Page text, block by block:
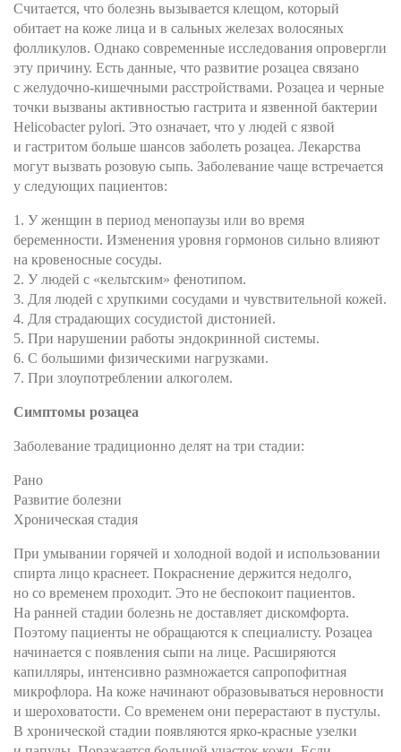
Считается, что болезнь вызывается клещом, который
обитает на коже лица и в сальных железах волосяных
фолликулов. Однако современные исследования опровергли
эту причину. Есть данные, что развитие розацеа связано
с желудочно-кишечными расстройствами. Розацеа и черные
точки вызваны активностью гастрита и язвенной бактерии
Helicobacter pylori. Это означает, что у людей с язвой
и гастритом больше шансов заболеть розацеа. Лекарства
могут вызвать розовую сыпь. Заболевание чаще встречается
у следующих пациентов:
1. У женщин в период менопаузы или во время
беременности. Изменения уровня гормонов сильно влияют
на кровеносные сосуды.
2. У людей с «кельтским» фенотипом.
3. Для людей с хрупкими сосудами и чувствительной кожей.
4. Для страдающих сосудистой дистонией.
5. При нарушении работы эндокринной системы.
6. С большими физическими нагрузками.
7. При злоупотреблении алкоголем.
Симптомы розацеа
Заболевание традиционно делят на три стадии:
Рано
Развитие болезни
Хроническая стадия
При умывании горячей и холодной водой и использовании
спирта лицо краснеет. Покраснение держится недолго,
но со временем проходит. Это не беспокоит пациентов.
На ранней стадии болезнь не доставляет дискомфорта.
Поэтому пациенты не обращаются к специалисту. Розацеа
начинается с появления сыпи на лице. Расширяются
капилляры, интенсивно размножается сапропофитная
микрофлора. На коже начинают образовываться неровности
и шероховатости. Со временем они перерастают в пустулы.
В хронической стадии появляются ярко-красные узелки